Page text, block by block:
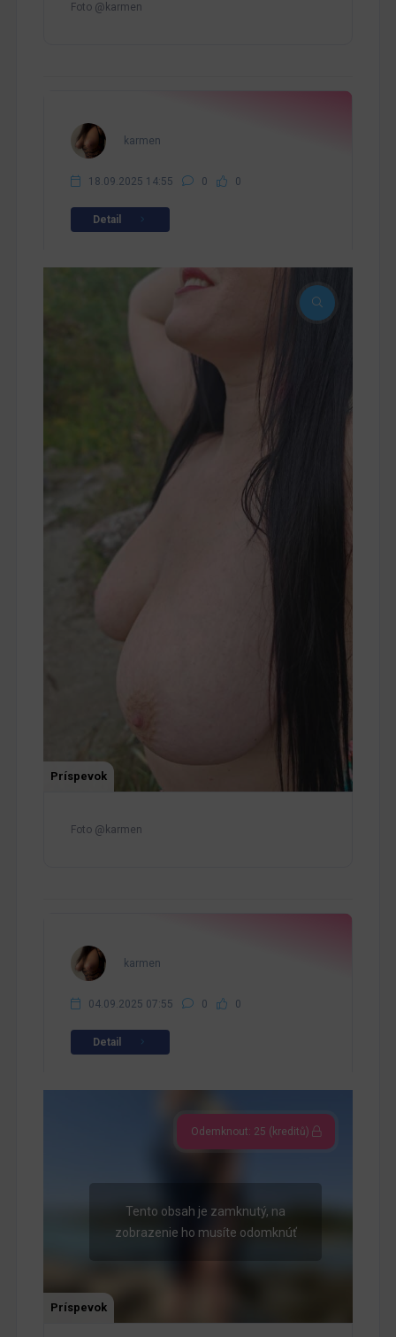
Foto @karmen
karmen
18.09.2025 14:55 0 0
Detail
Príspevok
Foto @karmen
karmen
04.09.2025 07:55 0 0
Detail
Odemknout: 25 (kreditů)
Tento obsah je zamknutý, na
zobrazenie ho musíte odomknúť
Príspevok